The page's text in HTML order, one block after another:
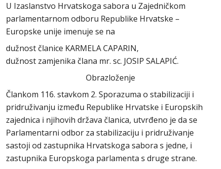
U Izaslanstvo Hrvatskoga sabora u Zajedničkom
parlamentarnom odboru Republike Hrvatske –
Europske unije imenuje se na
dužnost članice KARMELA CAPARIN,
dužnost zamjenika člana mr. sc. JOSIP SALAPIĆ.
Obrazloženje
Člankom 116. stavkom 2. Sporazuma o stabilizaciji i
pridruživanju između Republike Hrvatske i Europskih
zajednica i njihovih država članica, utvrđeno je da se
Parlamentarni odbor za stabilizaciju i pridruživanje
sastoji od zastupnika Hrvatskoga sabora s jedne, i
zastupnika Europskoga parlamenta s druge strane.